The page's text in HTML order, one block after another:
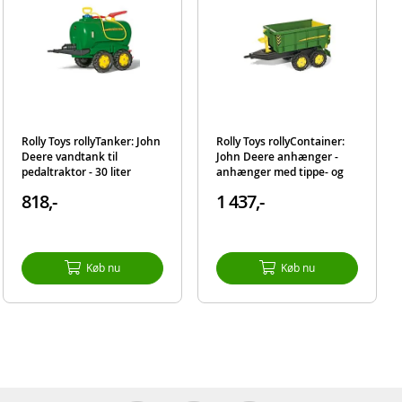
Rolly Toys rollyTanker: John
Deere vandtank til
pedaltraktor - 30 liter
818,-
Køb nu
Rolly Toys rollyContainer:
John Deere anhænger -
anhænger med tippe- og
pedaltraktor
1 437,-
Køb nu